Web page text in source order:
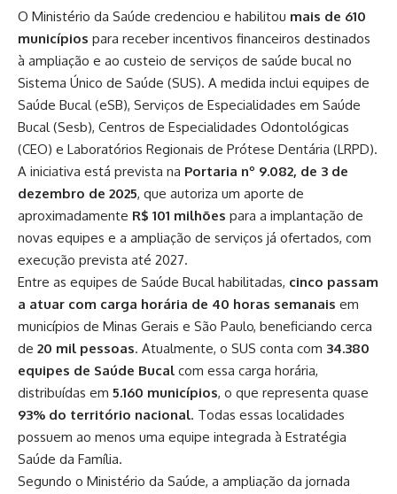
O Ministério da Saúde credenciou e habilitou mais de 610
municípios para receber incentivos financeiros destinados
à ampliação e ao custeio de serviços de saúde bucal no
Sistema Único de Saúde (SUS). A medida inclui equipes de
Saúde Bucal (eSB), Serviços de Especialidades em Saúde
Bucal (Sesb), Centros de Especialidades Odontológicas
(CEO) e Laboratórios Regionais de Prótese Dentária (LRPD).
A iniciativa está prevista na Portaria nº 9.082, de 3 de
dezembro de 2025, que autoriza um aporte de
aproximadamente R$ 101 milhões para a implantação de
novas equipes e a ampliação de serviços já ofertados, com
execução prevista até 2027.
Entre as equipes de Saúde Bucal habilitadas, cinco passam
a atuar com carga horária de 40 horas semanais em
municípios de Minas Gerais e São Paulo, beneficiando cerca
de 20 mil pessoas. Atualmente, o SUS conta com 34.380
equipes de Saúde Bucal com essa carga horária,
distribuídas em 5.160 municípios, o que representa quase
93% do território nacional. Todas essas localidades
possuem ao menos uma equipe integrada à Estratégia
Saúde da Família.
Segundo o Ministério da Saúde, a ampliação da jornada